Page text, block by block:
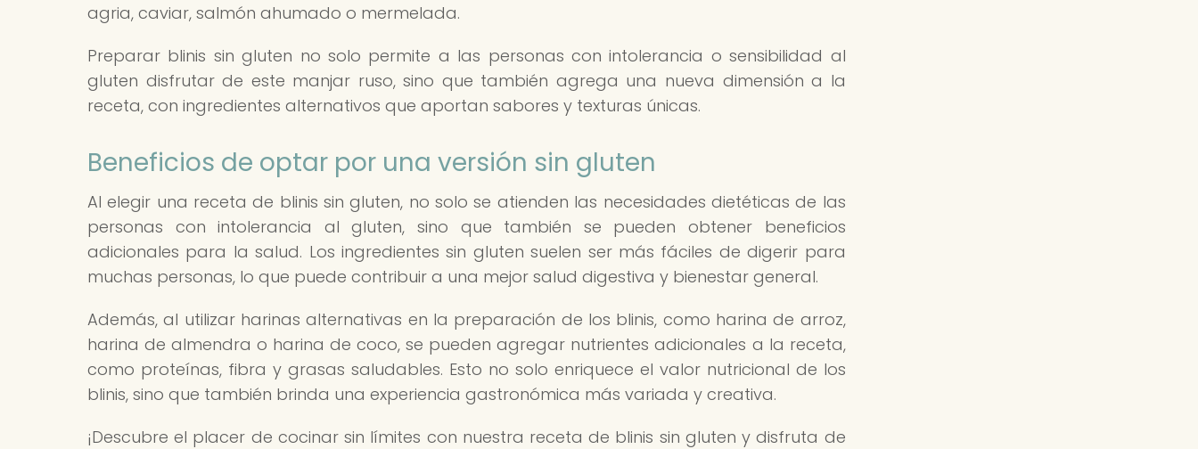
agria, caviar, salmón ahumado o mermelada.
Preparar blinis sin gluten no solo permite a las personas con intolerancia o sensibilidad al
gluten disfrutar de este manjar ruso, sino que también agrega una nueva dimensión a la
receta, con ingredientes alternativos que aportan sabores y texturas únicas.
Beneficios de optar por una versión sin gluten
Al elegir una receta de blinis sin gluten, no solo se atienden las necesidades dietéticas de las
personas con intolerancia al gluten, sino que también se pueden obtener beneficios
adicionales para la salud. Los ingredientes sin gluten suelen ser más fáciles de digerir para
muchas personas, lo que puede contribuir a una mejor salud digestiva y bienestar general.
Además, al utilizar harinas alternativas en la preparación de los blinis, como harina de arroz,
harina de almendra o harina de coco, se pueden agregar nutrientes adicionales a la receta,
como proteínas, fibra y grasas saludables. Esto no solo enriquece el valor nutricional de los
blinis, sino que también brinda una experiencia gastronómica más variada y creativa.
¡Descubre el placer de cocinar sin límites con nuestra receta de blinis sin gluten y disfruta de